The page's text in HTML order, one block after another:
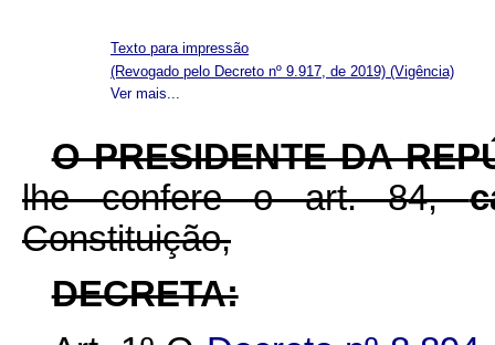
Texto para impressão
Ver mais...
(Revogado pelo Decreto nº 9.917, de 2019) (Vigência)
O PRESIDENTE DA
lhe confere o art. 84,
Constituição,
DECRETA: